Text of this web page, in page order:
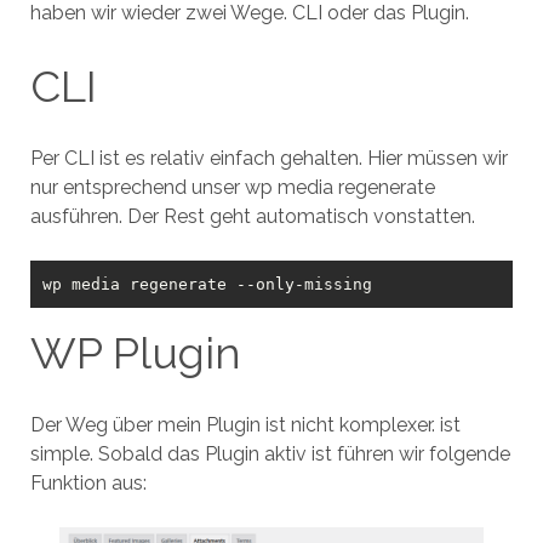
haben wir wieder zwei Wege. CLI oder das Plugin.
CLI
Per CLI ist es relativ einfach gehalten. Hier müssen wir
nur entsprechend unser wp media regenerate
ausführen. Der Rest geht automatisch vonstatten.
WP Plugin
Der Weg über mein Plugin ist nicht komplexer. ist
simple. Sobald das Plugin aktiv ist führen wir folgende
Funktion aus: